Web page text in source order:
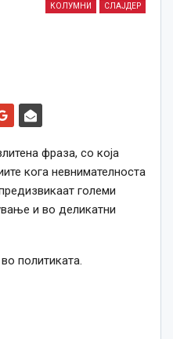
КОЛУМНИ СЛАЈДЕР
фраза, со која
кога невнимателноста
големи
и во деликатни
политиката.